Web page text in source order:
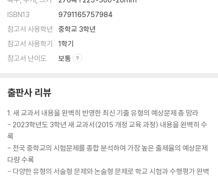
- 서술형으로 끝내기 + 창의 서술형
- 교과서 본문 손으로 익히기
Special Lesson 1 Coach Carter
(1) 어휘
(2) 본문
- 교과서 본문 다지기
(3) Special Lesson 실전문제
- 학교 시험 100점 맞기
(4) Special Lesson 본문 암기
- 교과서 본문 손으로 익히기
ISBN13
9791165757984
참고서 사용학년
중학교 3학년
참고서 사용학기
1학기
참고서 난이도
보통
출판사 리뷰
1. 새 교과서 내용을 완벽히 반영한 최신 기출 유형의 예상문제 총 망라
- 2023학년도 3학년 새 교과서(2015 개정 교육 과정) 내용을 완벽히 수
록
- 전국 중학교의 시험문제를 종합 분석하여 가장 높은 출제율의 예상문제
다량 수록
- 다양한 유형의 서술형 문제와 논술형 문제로 학교 시험과 수행평가 완벽